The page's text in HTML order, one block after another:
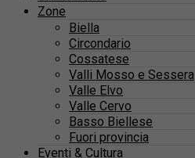
Zone
Biella
Circondario
Cossatese
Valli Mosso e Sessera
Valle Elvo
Valle Cervo
Basso Biellese
Fuori provincia
Eventi & Cultura